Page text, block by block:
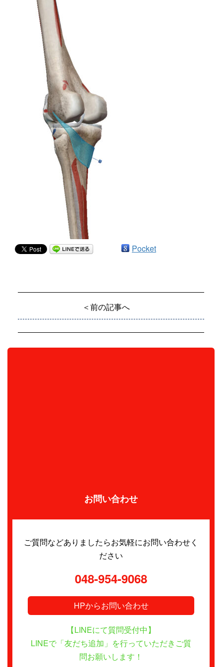
Pocket
＜前の記事へ
お問い合わせ
ご質問などありましたらお気軽にお問い合わせく
ださい
048-954-9068
HPからお問い合わせ
【LINEにて質問受付中】
LINEで「友だち追加」を行っていただきご質
問お願いします！